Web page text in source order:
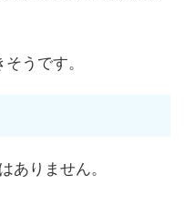
うです。
ありません。